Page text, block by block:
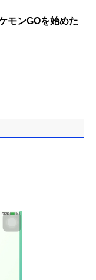
モンGOを始めた